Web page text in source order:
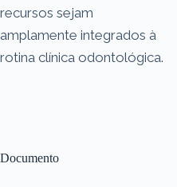
Documento
recursos sejam
amplamente integrados à
rotina clínica odontológica.